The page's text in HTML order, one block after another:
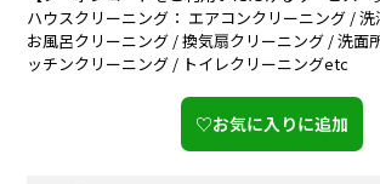
ハウスクリーニング： エアコンクリーニング /
お風呂クリーニング / 換気扇クリーニング / 洗面
ッチンクリーニング / トイレクリーニングetc
♡お気に入りに追加